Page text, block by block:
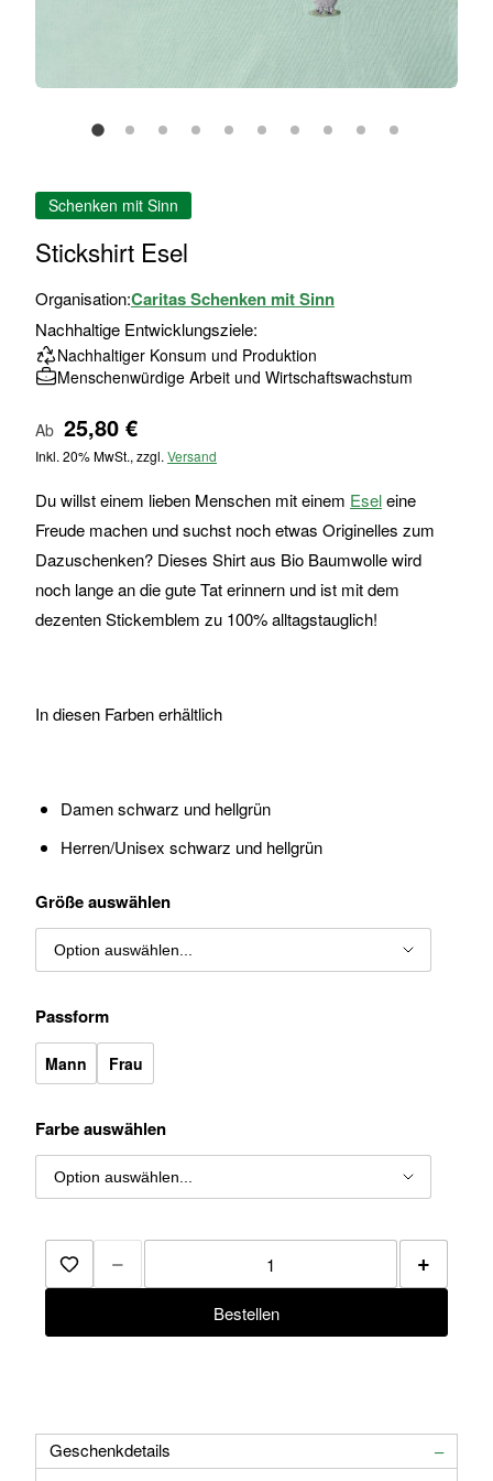
Anfang
der
Bildgalerie
springen
Schenken mit Sinn
Stickshirt Esel
Organisation:Caritas Schenken mit Sinn
Nachhaltige Entwicklungsziele:
Nachhaltiger Konsum und Produktion
Menschenwürdige Arbeit und Wirtschaftswachstum
Ab 25,80 €
Inkl. 20% MwSt., zzgl. Versand
Du willst einem lieben Menschen mit einem Eseleine
Freude machen und suchst noch etwas Originelles zum
Dazuschenken? Dieses Shirt aus Bio Baumwolle wird
noch lange an die gute Tat erinnern und ist mit dem
dezenten Stickemblem zu 100% alltagstauglich!
In diesen Farben erhältlich
Damen schwarz und hellgrün
Herren/Unisex schwarz und hellgrün
Größe auswählen
Passform
Mann Frau
Farbe auswählen
Zur Merkliste hinzufügen
− +
Bestellen
Geschenkdetails